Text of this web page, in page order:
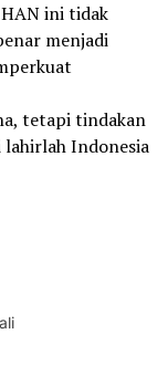
ini tidak
menjadi
tetapi tindakan
Indonesia